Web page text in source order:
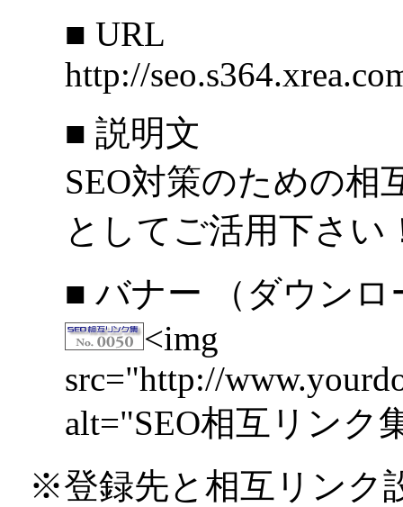
■ URL
http://
■ 説明文
SEO対策のための相
としてご活用下さい
■ バナー （ダウン
<img
src="http://
alt="SEO相互リンク
※登録先と相互リンク